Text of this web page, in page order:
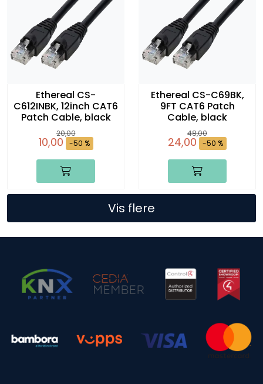
Ethereal CS-
C612INBK, 12inch CAT6
Patch Cable, black
20,00
10,00 -50 %
Ethereal CS-C69BK,
9FT CAT6 Patch
Cable, black
48,00
24,00 -50 %
Vis flere